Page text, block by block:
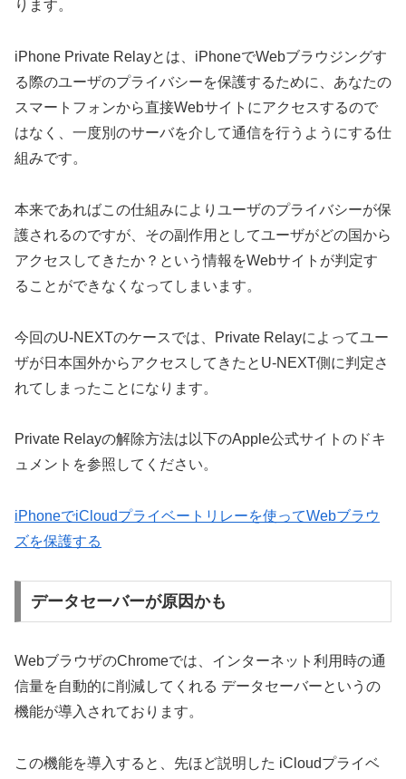
ります。
iPhone Private Relayとは、iPhoneでWebブラウジングす
る際のユーザのプライバシーを保護するために、あなたの
スマートフォンから直接Webサイトにアクセスするので
はなく、一度別のサーバを介して通信を行うようにする仕
組みです。
本来であればこの仕組みによりユーザのプライバシーが保
護されるのですが、その副作用としてユーザがどの国から
アクセスしてきたか？という情報をWebサイトが判定す
ることができなくなってしまいます。
今回のU-NEXTのケースでは、Private Relayによってユー
ザが日本国外からアクセスしてきたとU-NEXT側に判定さ
れてしまったことになります。
Private Relayの解除方法は以下のApple公式サイトのドキ
ュメントを参照してください。
iPhoneでiCloudプライベートリレーを使ってWebブラウ
ズを保護する
データセーバーが原因かも
WebブラウザのChromeでは、インターネット利用時の通
信量を自動的に削減してくれる データセーバーというの
機能が導入されております。
この機能を導入すると、先ほど説明した iCloudプライベ